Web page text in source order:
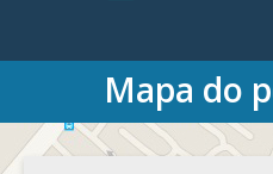
Mapa do
HOME
O CONSELHO